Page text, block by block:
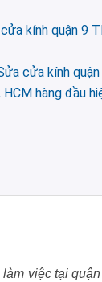
kính quận 9
cửa kính
hàng đầu
việc tại